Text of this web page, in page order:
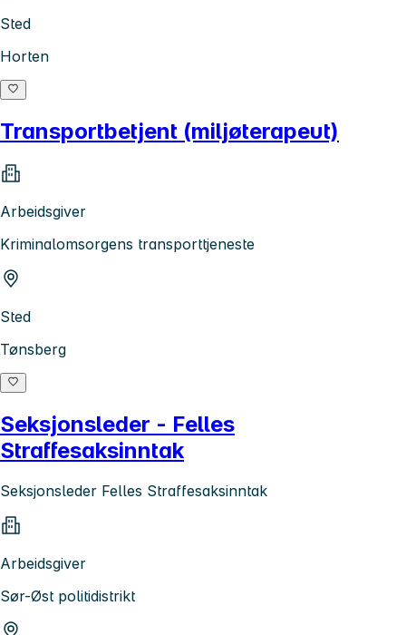
Sted
Horten
Transportbetjent (miljøterapeut)
Arbeidsgiver
Kriminalomsorgens transporttjeneste
Sted
Tønsberg
Seksjonsleder - Felles
Straffesaksinntak
Seksjonsleder Felles Straffesaksinntak
Arbeidsgiver
Sør-Øst politidistrikt